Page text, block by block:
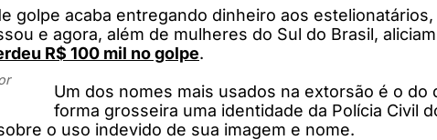
golpe acaba entregando dinheiro aos
e agora, além de mulheres do Sul do Brasil,
R$ 100 mil no golpe.
Um dos nomes mais usados na extorsão é o
forma grosseira uma identidade da Polícia Civil
o uso indevido de sua imagem e nome.